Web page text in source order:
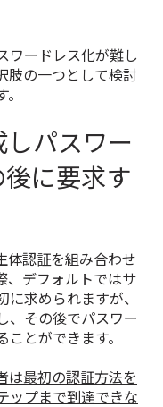
ワードレス化が難し
肢の一つとして検討
パスワー
に要求す
体認証を組み合わせ
、デフォルトではサ
求められますが、
、その後でパスワー
とができます。
は最初の認証方法を
ップまで到達できな